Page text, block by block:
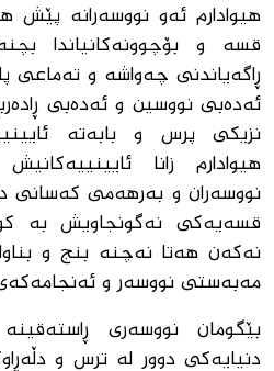
هیوادارم ئەو نووسەرانە
قسە و بۆچوونەکانیاندا
ڕاگەیاندنی چه‌واشە و تەماعی
ئەدەبی نووسین و ئەدەبی
نزیکی پرس و بابەتە
هیوادارم زانا
نووسەران و بەرهەمی کەسانی
قسەیەکی نەگونجاویش بە
نەکەن هەتا نەچنە بنج و
مەبەستی نووسەر و ئەنجامەکەی
بێگومان نووسەری
دنیایەکی دوور لە ترس و